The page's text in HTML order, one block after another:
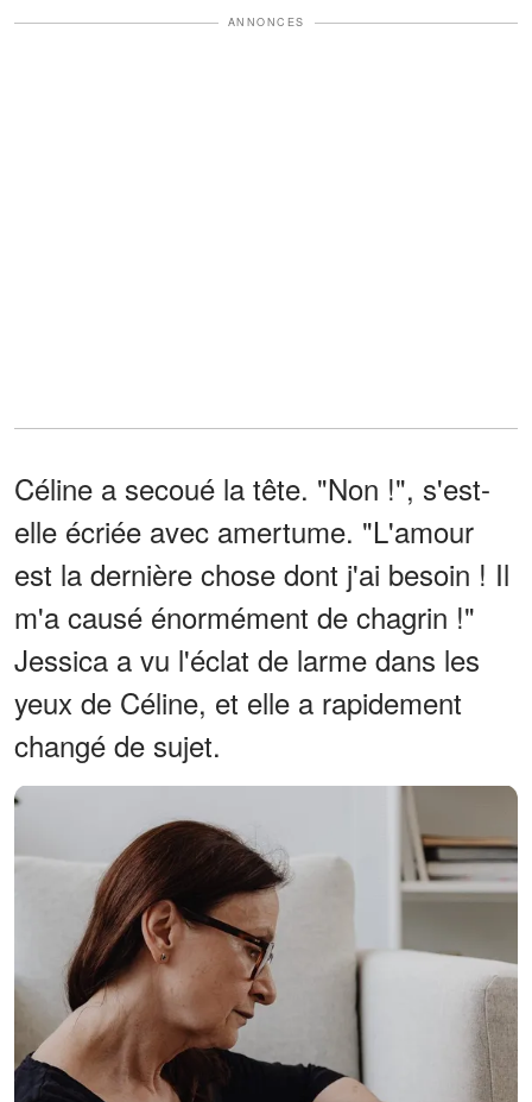
ANNONCES
Céline a secoué la tête. "Non !", s'est-
elle écriée avec amertume. "L'amour
est la dernière chose dont j'ai besoin ! Il
m'a causé énormément de chagrin !"
Jessica a vu l'éclat de larme dans les
yeux de Céline, et elle a rapidement
changé de sujet.